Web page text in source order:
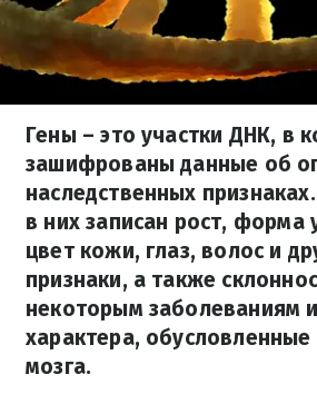
Гены – это участки ДНК, в
зашифрованы данные об
наследственных
в них записан рост, форма
цвет кожи, глаз, волос и
признаки, а также
некоторым заболеваниям
характера, обусловленные
мозга.